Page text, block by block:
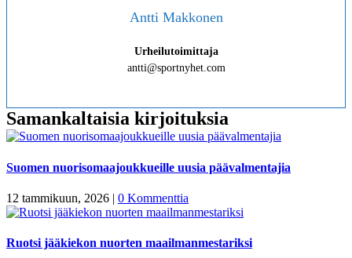
Antti Makkonen
Urheilutoimittaja
antti@sportnyhet.com
Samankaltaisia kirjoituksia
Suomen nuorisomaajoukkueille uusia päävalmentajia
12 tammikuun, 2026 | 0 Kommenttia
Ruotsi jääkiekon nuorten maailmanmestariksi